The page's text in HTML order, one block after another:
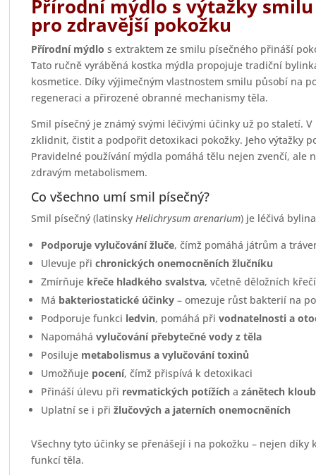
Přírodní mýdlo s výtažky
pro zdravější pokožku
Přírodní mýdlo s extraktem ze smilu písečného přináší
Tato ručně vyráběná kostka mýdla propojuje tradiční
kosmetice. Díky výjimečným vlastnostem smilu působí na
regeneraci a přirozené obranné mechanismy těla.
Smil písečný je známý svými léčivými účinky už po staletí.
zklidnit, čistit a podpořit detoxikaci pokožky. Jeho výtažky
Pravidelné používání mýdla pomáhá tělu nejen zvenčí, ale
zdravým metabolismem.
Co všechno umí smil písečný?
Smil písečný (latinsky Helichrysum arenarium) je léčivá
Podporuje vylučování žluče, čímž pomáhá játrům a
Ulevuje při chronických onemocněních žlučníku
Zmírňuje křeče hladkého svalstva, včetně děložních křečí
Má bakteriostatické účinky– omezuje růst bakterií na
Podporuje funkci ledvin, pomáhá při vodnatelnosti a
Napomáhá vylučování přebytečné vody z těla
Posiluje metabolismus a vylučování toxinů
Umožňuje pocení, čímž přispívá k detoxikaci
Přináší úlevu při revmatických potížícha zánětech
Uplatní se i při žlučových a jaterních onemocněních
Všechny tyto účinky se přenášejí i na pokožku – nejen
funkcí těla.